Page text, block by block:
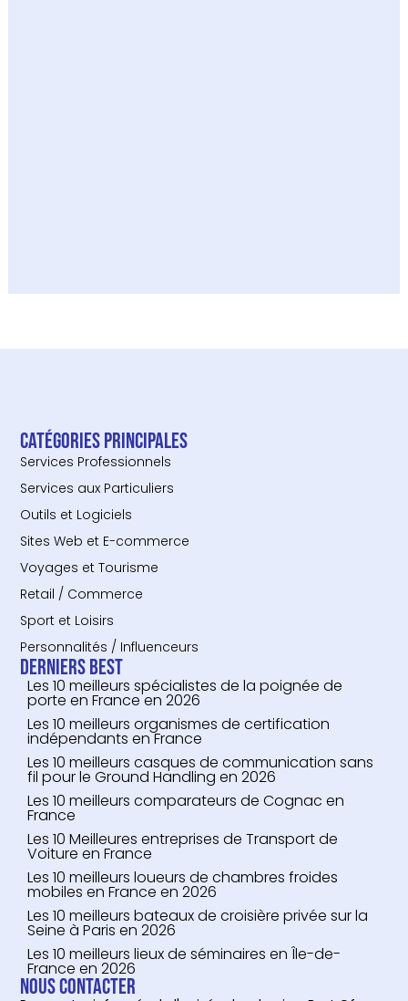
Catégories principales
Services Professionnels
Services aux Particuliers
Outils et Logiciels
Sites Web et E-commerce
Voyages et Tourisme
Retail / Commerce
Sport et Loisirs
Personnalités / Influenceurs
Derniers Best
Les 10 meilleurs spécialistes de la poignée de
porte en France en 2026
Les 10 meilleurs organismes de certification
indépendants en France
Les 10 meilleurs casques de communication sans
fil pour le Ground Handling en 2026
Les 10 meilleurs comparateurs de Cognac en
France
Les 10 Meilleures entreprises de Transport de
Voiture en France
Les 10 meilleurs loueurs de chambres froides
mobiles en France en 2026
Les 10 meilleurs bateaux de croisière privée sur la
Seine à Paris en 2026
Les 10 meilleurs lieux de séminaires en Île-de-
France en 2026
Nous contacter